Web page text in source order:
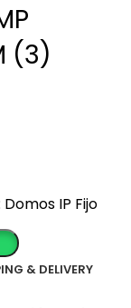
(3)
Domos IP Fijo
& DELIVERY